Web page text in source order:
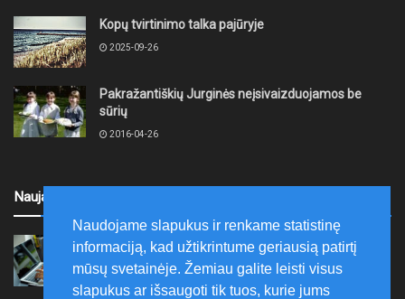
Kopų tvirtinimo talka pajūryje
2025-09-26
Pakražantiškių Jurginės neįsivaizduojamos be
sūrių
2016-04-26
Naujausi
Ryšių reguliavimo tarnyba kviečia stiprinti
skaitmeninį raštingumą – pristatomos
nemokamos skaitmeninės pamokos
Naudojame slapukus ir renkame statistinę
informaciją, kad užtikrintume geriausią patirtį
mūsų svetainėje. Žemiau galite leisti visus
slapukus ar išsaugoti tik tuos, kurie jums